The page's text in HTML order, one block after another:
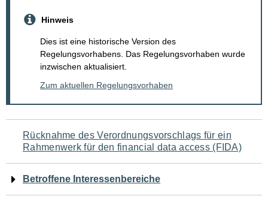
Hinweis
Dies ist eine historische Version des
Regelungsvorhabens. Das Regelungsvorhaben wurde
inzwischen aktualisiert.
Zum aktuellen Regelungsvorhaben
Navigation
für
den
Rücknahme des Verordnungsvorschlags für ein
Rahmenwerk für den financial data access (FIDA)
Betroffene Interessenbereiche